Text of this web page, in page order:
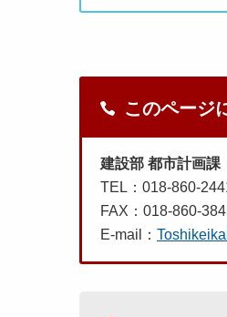
このページ
建設部 都市計画課
TEL：018-860-
FAX：018-860-
E-mail：